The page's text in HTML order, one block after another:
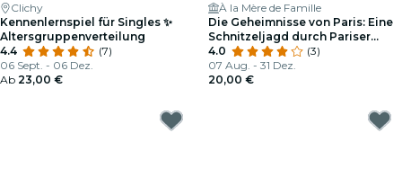
Clichy
Kennenlernspiel für Singles ✨
Altersgruppenverteilung
4.4
(7)
06 Sept. - 06 Dez.
Ab 23,00 €
À la Mère de Famille
Die Geheimnisse von Paris: Eine
Schnitzeljagd durch Pariser
Pubs und Cafés (auf Englisch)
4.0
(3)
07 Aug. - 31 Dez.
20,00 €